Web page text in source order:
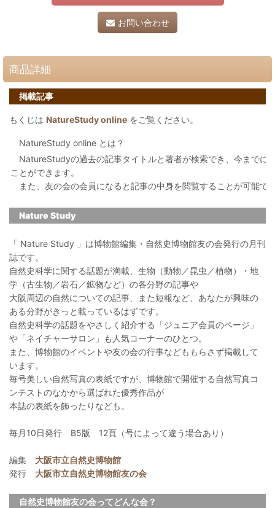
お問い合わせ
商品詳細
掲載記事
もくじは NatureStudy online をご覧ください。
NatureStudy online とは？
NatureStudyの過去の記事タイトルと著者が検索でき、今までに
ことができます。
また、友の会の会員になると記事の中身を閲覧することが可能で
Nature Study
「 Nature Study 」は博物館編集・自然史博物館友の会発行の月刊
誌です。
自然史科学に関する話題が満載、生物（動物／昆虫／植物）・地
学（古生物／岩石／鉱物など）の各分野の記事や
大阪周辺の自然についての記事、また短報など、あなたが興味の
ある分野がきっと載っているはずです。
自然史科学の話題をやさしく紹介する「ジュニア会員のページ」
や「ネイチャーサロン」も人気コーナーのひとつ。
また、博物館のイベントや友の会の行事などももらさず掲載して
います。
毎号美しい自然写真の表紙ですが、博物館で開催する自然写真コ
ンテストのなかから選ばれた優秀作品が
本誌の表紙を飾ったりなども。
毎月10日発行 B5版 12頁（号によって違う場合あり）
編集 大阪市立自然史博物館
発行 大阪市立自然史博物館友の会
自然史博物館友の会ってどんな会？